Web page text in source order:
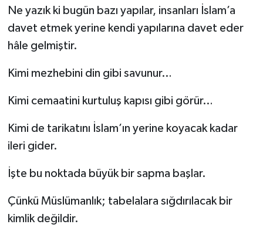
Ne yazık ki bugün bazı yapılar, insanları İslam’a
davet etmek yerine kendi yapılarına davet eder
hâle gelmiştir.
Kimi mezhebini din gibi savunur…
Kimi cemaatini kurtuluş kapısı gibi görür…
Kimi de tarikatını İslam’ın yerine koyacak kadar
ileri gider.
İşte bu noktada büyük bir sapma başlar.
Çünkü Müslümanlık; tabelalara sığdırılacak bir
kimlik değildir.